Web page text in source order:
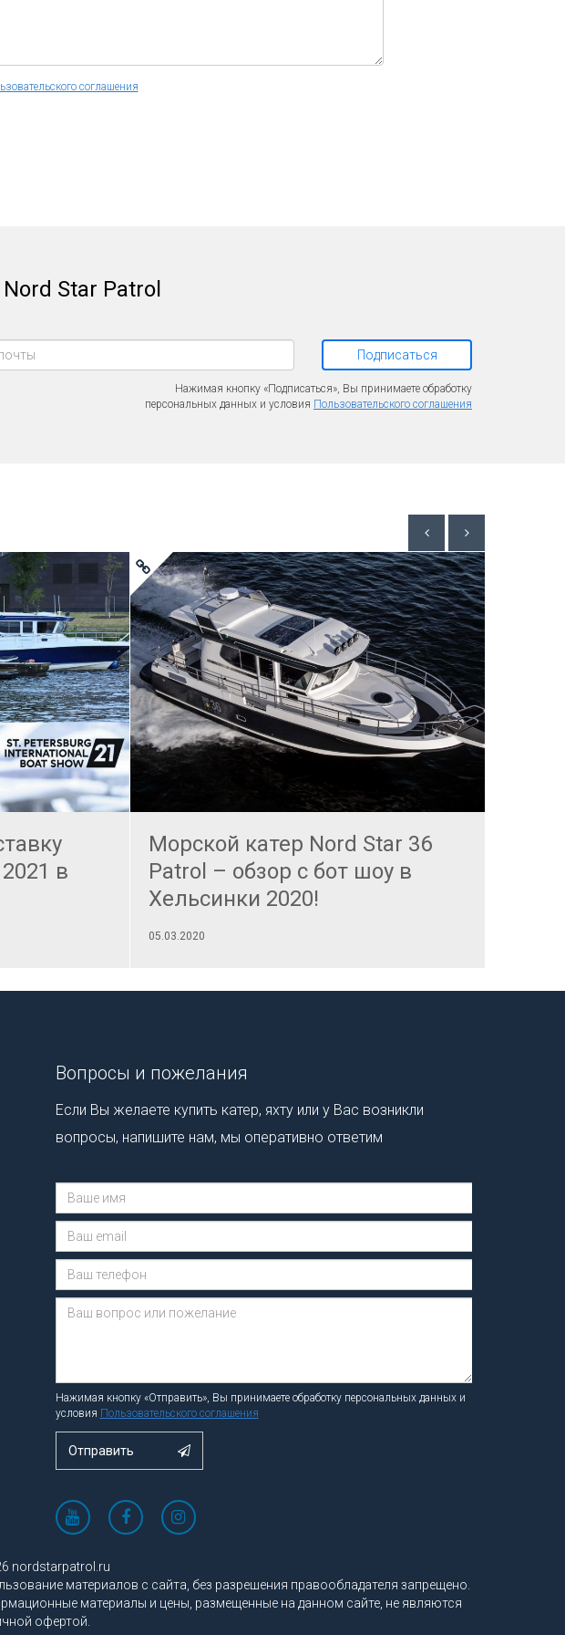
соглашения
Star Patrol
Подписаться
Нажимая кнопку «Подписаться», Вы принимаете обработку
персональных данных и условия Пользовательского соглашения
в
Морской катер Nord Star 36
Patrol – обзор с бот шоу в
Хельсинки 2020!
05.03.2020
Вопросы и пожелания
Если Вы желаете купить катер, яхту или у Вас возникли
вопросы, напишите нам, мы оперативно ответим
Нажимая кнопку «Отправить», Вы принимаете обработку персональных данных и
условия Пользовательского соглашения
Отправить
nordstarpatrol.ru
материалов с сайта, без разрешения правообладателя запрещено.
материалы и цены, размещенные на данном сайте, не являются
офертой.